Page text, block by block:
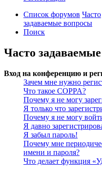
Список форумов Часто
задаваемые вопросы
Поиск
Часто
Вход на конференцию и
Зачем мне нужно
Что такое COPPA?
Почему я не могу
Я только что
Почему я не могу
Я давно
Я забыл пароль!
Почему мне
имени и пароля?
Что делает функция